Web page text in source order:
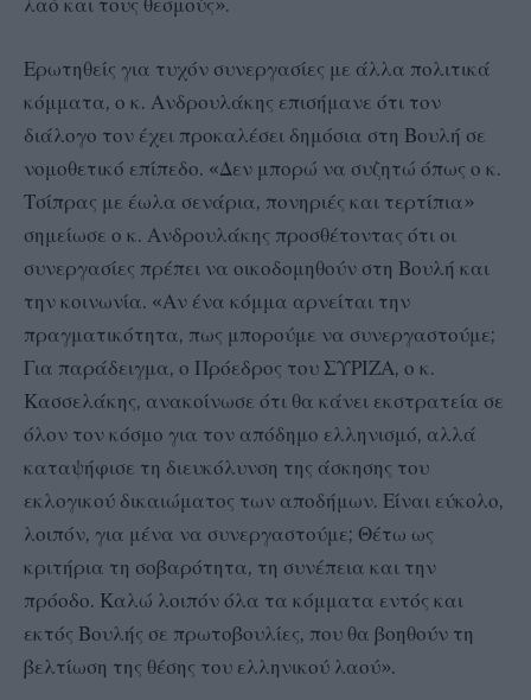
Ερωτηθείς για τυχόν συνεργασίες με άλλα πολιτικά
κόμματα, ο κ. Ανδρουλάκης επισήμανε ότι τον
διάλογο τον έχει προκαλέσει δημόσια στη Βουλή σε
νομοθετικό επίπεδο. «Δεν μπορώ να συζητώ όπως ο κ.
Τσίπρας με έωλα σενάρια, πονηριές και τερτίπια»
σημείωσε ο κ. Ανδρουλάκης προσθέτοντας ότι οι
συνεργασίες πρέπει να οικοδομηθούν στη Βουλή και
την κοινωνία. «Αν ένα κόμμα αρνείται την
πραγματικότητα, πως μπορούμε να συνεργαστούμε;
Για παράδειγμα, ο Πρόεδρος του ΣΥΡΙΖΑ, ο κ.
Κασσελάκης, ανακοίνωσε ότι θα κάνει εκστρατεία σε
όλον τον κόσμο για τον απόδημο ελληνισμό, αλλά
καταψήφισε τη διευκόλυνση της άσκησης του
εκλογικού δικαιώματος των αποδήμων. Είναι εύκολο,
λοιπόν, για μένα να συνεργαστούμε; Θέτω ως
κριτήρια τη σοβαρότητα, τη συνέπεια και την
πρόοδο. Καλώ λοιπόν όλα τα κόμματα εντός και
εκτός Βουλής σε πρωτοβουλίες, που θα βοηθούν τη
βελτίωση της θέσης του ελληνικού λαού».